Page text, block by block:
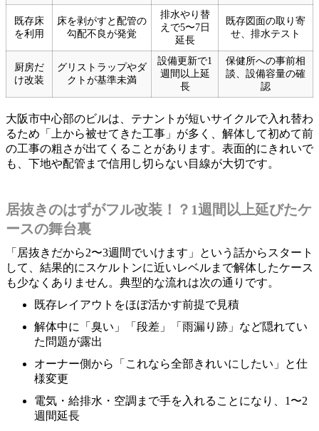
既存床
を利用
床を剥がすと配管の
勾配不良が発覚
排水やり替
えで5〜7日
延長
既存図面の取り寄
せ、排水テスト
厨房だ
け改装
グリストラップやダ
クトが基準未満
設備更新で1
週間以上延
長
保健所への事前相
談、設備容量の確
認
大阪市中心部のビルは、テナントが短いサイクルで入れ替わ
るため「上から被せてきた工事」が多く、解体して初めて前
の工事の粗さが出てくることがあります。表面的にきれいで
も、下地や配管まで信用し切らない目線が大切です。
居抜きのはずがフル改装！？1週間以上延びたケ
ースの舞台裏
「居抜きだから2〜3週間でいけます」という話からスタート
して、結果的にスケルトンに近いレベルまで解体したケース
も少なくありません。典型的な流れは次の通りです。
既存レイアウトをほぼ活かす前提で見積
解体中に「臭い」「段差」「雨漏り跡」など隠れてい
た問題が露出
オーナー側から「これなら全部きれいにしたい」と仕
様変更
電気・給排水・空調まで手を入れることになり、1〜2
週間延長